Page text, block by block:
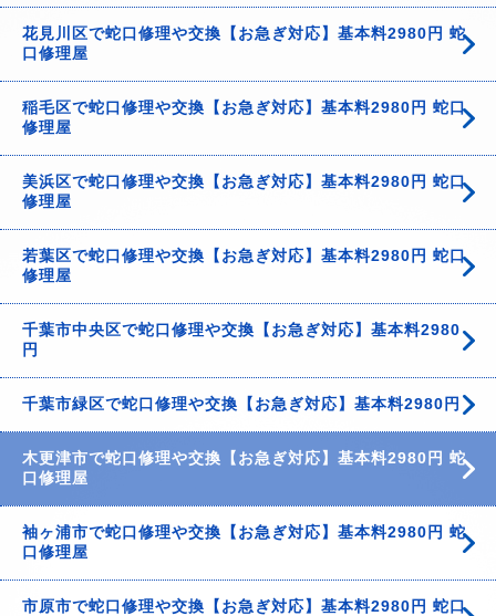
花見川区で蛇口修理や交換【お急ぎ対応】基本料2980円 蛇
口修理屋
稲毛区で蛇口修理や交換【お急ぎ対応】基本料2980円 蛇口
修理屋
美浜区で蛇口修理や交換【お急ぎ対応】基本料2980円 蛇口
修理屋
若葉区で蛇口修理や交換【お急ぎ対応】基本料2980円 蛇口
修理屋
千葉市中央区で蛇口修理や交換【お急ぎ対応】基本料2980
円
千葉市緑区で蛇口修理や交換【お急ぎ対応】基本料2980円
木更津市で蛇口修理や交換【お急ぎ対応】基本料2980円 蛇
口修理屋
袖ヶ浦市で蛇口修理や交換【お急ぎ対応】基本料2980円 蛇
口修理屋
市原市で蛇口修理や交換【お急ぎ対応】基本料2980円 蛇口